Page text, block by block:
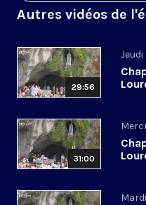
Autres vidéos de
29:56
31:00